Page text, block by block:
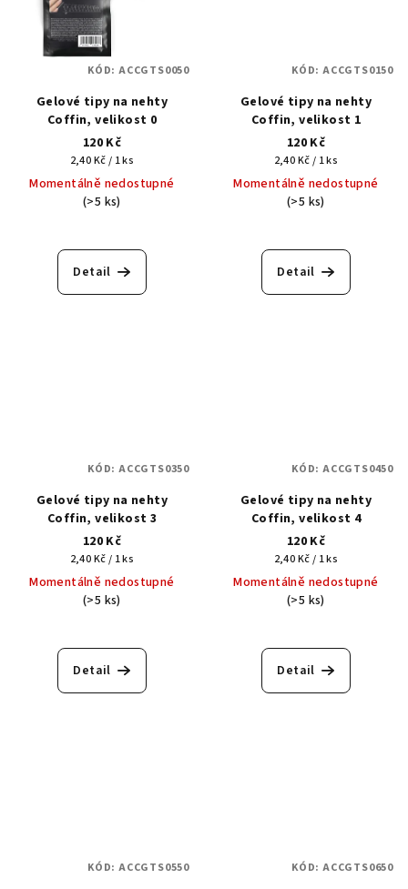
Gelové tipy na nehty
Coffin, velikost 0
120 Kč
Měrná
cena:
2,40 Kč / 1 ks
Momentálně nedostupné
(>5 ks)
Detail
KÓD: ACCGTS0050
Gelové tipy na nehty
Coffin, velikost 1
120 Kč
Měrná
cena:
2,40 Kč / 1 ks
Momentálně nedostupné
(>5 ks)
Detail
KÓD: ACCGTS0150
Gelové tipy na nehty
Coffin, velikost 3
120 Kč
Měrná
cena:
2,40 Kč / 1 ks
Momentálně nedostupné
(>5 ks)
Detail
KÓD: ACCGTS0350
Gelové tipy na nehty
Coffin, velikost 4
120 Kč
Měrná
cena:
2,40 Kč / 1 ks
Momentálně nedostupné
(>5 ks)
Detail
KÓD: ACCGTS0450
KÓD: ACCGTS0550 KÓD: ACCGTS0650